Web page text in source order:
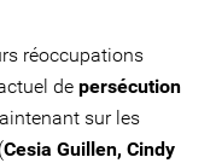
réoccupations
de persécution
sur les
Cesia Guillen, Cindy